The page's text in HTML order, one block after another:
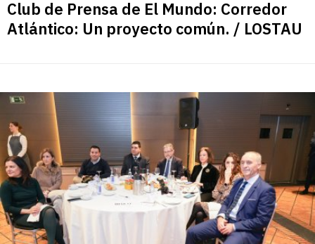
Club de Prensa de El Mundo: Corredor
Atlántico: Un proyecto común. / LOSTAU